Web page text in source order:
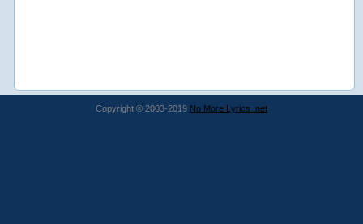
Copyright © 2003-2019 No More Lyrics .net